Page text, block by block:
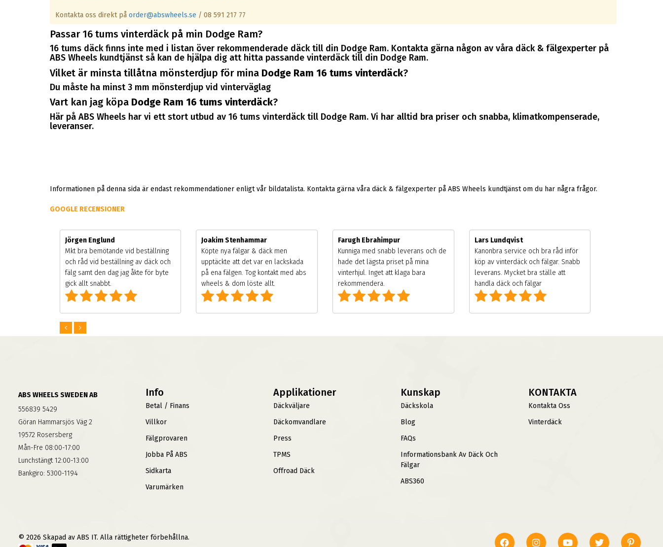
Kontakta oss direkt på order@abswheels.se / 08 591 217 77
Passar 16 tums vinterdäck på min Dodge Ram?
16 tums däck finns inte med i listan över rekommenderade däck till din Dodge Ram. Kontakta gärna någon av våra däck & fälgexperter på
ABS Wheels kundtjänst så kan de hjälpa dig att hitta passande vinterdäck till din Dodge Ram.
Vilket är minsta tillåtna mönsterdjup för mina Dodge Ram 16 tums vinterdäck?
Du måste ha minst 3 mm mönsterdjup vid vinterväglag
Vart kan jag köpa Dodge Ram 16 tums vinterdäck?
Här på ABS Wheels har vi ett stort utbud av 16 tums vinterdäck till Dodge Ram. Vi har alltid bra priser och snabba, klimatkompenserade,
leveranser.
Informationen på denna sida är endast rekommendationer enligt vår bildatalista. Kontakta gärna våra däck & fälgexperter på ABS Wheels kundtjänst om du har några frågor.
GOOGLE RECENSIONER
Jörgen Englund
Mkt bra bemötande vid beställning
och råd vid beställning av däck och
fälg samt den dag jag åkte för byte
gick allt snabbt.
Joakim Stenhammar
Köpte nya fälgar & däck men
upptäckte att det var en lackskada
på ena fälgen. Tog kontakt med abs
wheels & dom löste allt.
Farugh Ebrahimpur
Kunniga med snabb leverans och de
hade det lägsta priset på mina
vinterhjul. Inget att klaga bara
rekommendera.
Lars Lundqvist
Kanonbra service och bra råd inför
köp av vinterdäck och fälgar. Snabb
leverans. Mycket bra ställe att
handla däck och fälgar
ABS WHEELS SWEDEN AB
556839 5429
Göran Hammarsjös Väg 2
19572 Rosersberg
Mån-Fre 08:00-17:00
Lunchstängt 12:00-13:00
Bankgiro: 5300-1194
Info
Betal / Finans
Villkor
Fälgprovaren
Jobba På ABS
Sidkarta
Varumärken
Applikationer
Däckväljare
Däckomvandlare
Press
TPMS
Offroad Däck
Kunskap
Däckskola
Blog
FAQs
Informationsbank Av Däck Och
Fälgar
ABS360
KONTAKTA
Kontakta Oss
Vinterdäck
© 2026 Skapad av ABS IT. Alla rättigheter förbehållna.